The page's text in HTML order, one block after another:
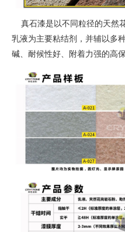
真石漆是以不同粒径的天然
乳液为主要粘结剂，并辅以多
碱、耐候性好、附着力强的高